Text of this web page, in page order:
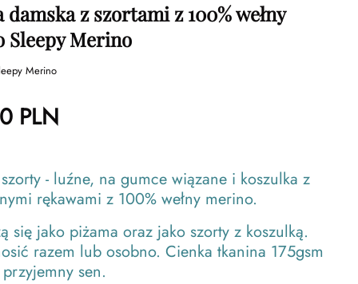
damska z szortami z 100% wełny
Sleepy Merino
Merino
PLN
- luźne, na gumce wiązane i koszulka z
rękawami z 100% wełny merino.
się jako piżama oraz jako szorty z koszulką.
razem lub osobno. Cienka tkanina 175gsm
sen.